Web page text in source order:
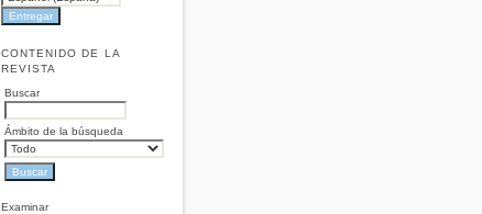
CONTENIDO DE LA
REVISTA
Buscar
Ámbito de la búsqueda
Examinar